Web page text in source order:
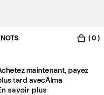
( 0 )
maintenant, payez
tard avecAlma
savoir plus